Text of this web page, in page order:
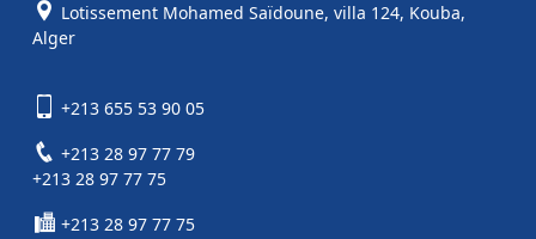
Lotissement Mohamed Saïdoune, villa 124, Kouba,
Alger
+213 655 53 90 05
+213 28 97 77 79
+213 28 97 77 75
+213 28 97 77 75